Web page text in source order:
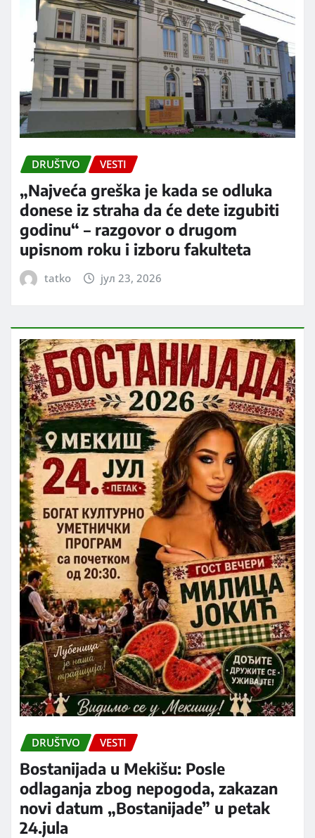
DRUŠTVO VESTI
„Najveća greška je kada se odluka
donese iz straha da će dete izgubiti
godinu“ – razgovor o drugom
upisnom roku i izboru fakulteta
tatko јул 23, 2026
DRUŠTVO VESTI
Bostanijada u Mekišu: Posle
odlaganja zbog nepogoda, zakazan
novi datum „Bostanijade” u petak
24.jula